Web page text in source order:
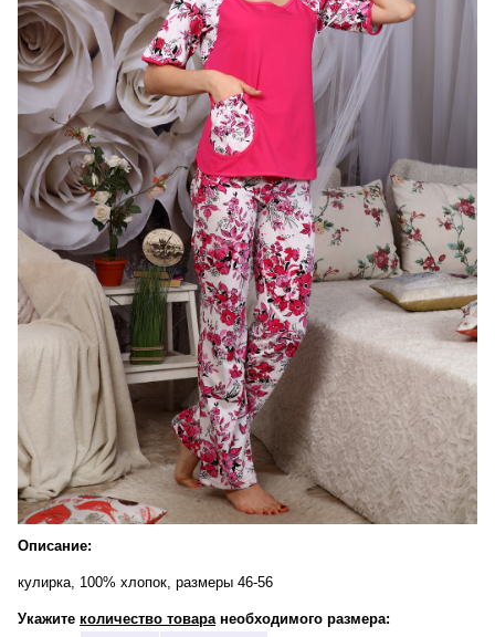
Описание:
кулирка, 100% хлопок, размеры 46-56
Укажите количество товаранеобходимого размера: